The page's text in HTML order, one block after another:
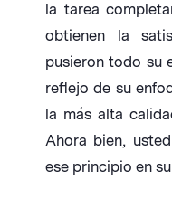
la tarea
obtienen la
pusieron todo su
reflejo de su
la más alta
Ahora bien,
ese principio en